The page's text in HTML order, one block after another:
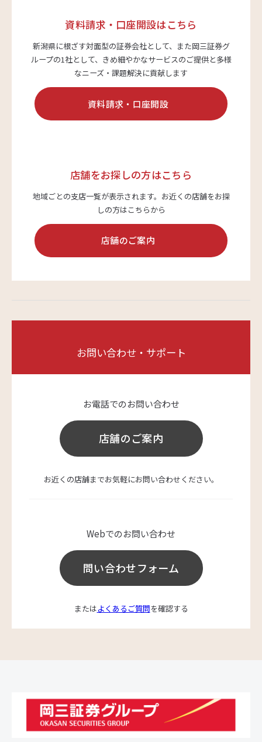
資料請求・口座開設はこちら
新潟県に根ざす対面型の証券会社として、また岡三証券グ
ループの1社として、 きめ細やかなサービスのご提供と多様
なニーズ・課題解決に貢献します
資料請求・口座開設
店舗をお探しの方はこちら
地域ごとの支店一覧が表示されます。 お近くの店舗をお探
しの方はこちらから
店舗のご案内
お問い合わせ・サポート
お電話でのお問い合わせ
店舗のご案内
お近くの店舗までお気軽にお問い合わせください。
Webでのお問い合わせ
問い合わせフォーム
またはよくあるご質問を確認する